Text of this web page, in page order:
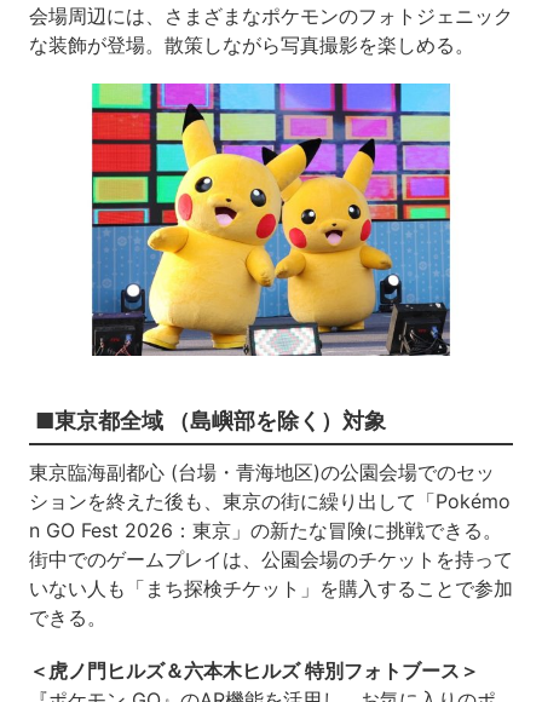
会場周辺には、さまざまなポケモンのフォトジェニック
な装飾が登場。散策しながら写真撮影を楽しめる。
■東京都全域 （島嶼部を除く）対象
東京臨海副都心 (台場・青海地区)の公園会場でのセッ
ションを終えた後も、東京の街に繰り出して「Pokémo
n GO Fest 2026：東京」の新たな冒険に挑戦できる。
街中でのゲームプレイは、公園会場のチケットを持って
いない人も「まち探検チケット」を購入することで参加
できる。
＜虎ノ門ヒルズ＆六本木ヒルズ 特別フォトブース＞